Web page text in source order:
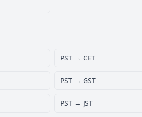
PST → CET
PST → GST
PST → JST